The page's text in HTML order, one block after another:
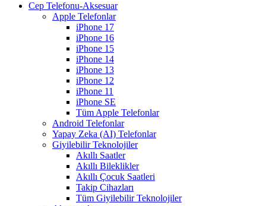
Cep Telefonu-Aksesuar
Apple Telefonlar
iPhone 17
iPhone 16
iPhone 15
iPhone 14
iPhone 13
iPhone 12
iPhone 11
iPhone SE
Tüm Apple Telefonlar
Android Telefonlar
Yapay Zeka (AI) Telefonlar
Giyilebilir Teknolojiler
Akıllı Saatler
Akıllı Bileklikler
Akıllı Çocuk Saatleri
Takip Cihazları
Tüm Giyilebilir Teknolojiler